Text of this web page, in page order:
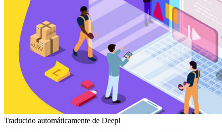
Traducido automáticamente de Deepl